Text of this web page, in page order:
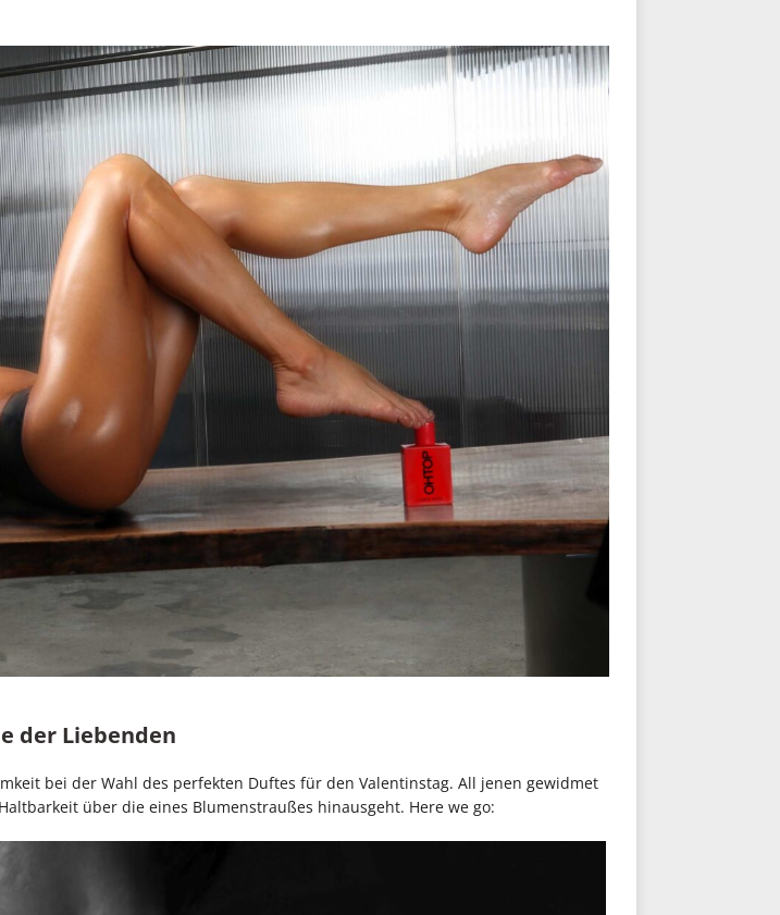
der Liebenden
bei der Wahl des perfekten Duftes für den Valentinstag. All jenen gewidmet
über die eines Blumenstraußes hinausgeht. Here we go: